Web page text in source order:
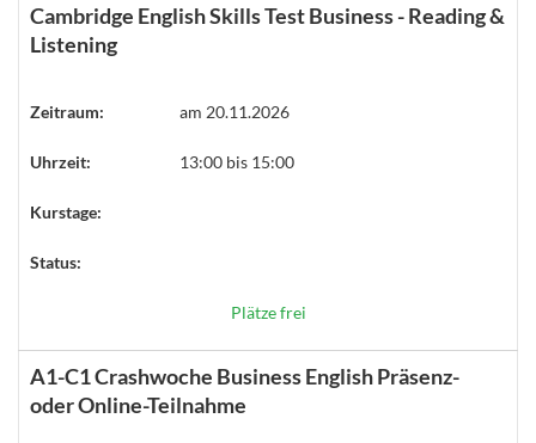
Cambridge English Skills Test Business - Reading &
Listening
Zeitraum: am 20.11.2026
Uhrzeit: 13:00 bis 15:00
Kurstage:
Status:
Plätze frei
A1-C1 Crashwoche Business English Präsenz-
oder Online-Teilnahme